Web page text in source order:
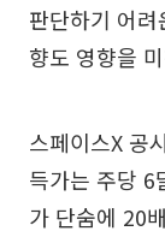
판단하기 어
향도 영향을
스페이스X 공
득가는 주당 6
가 단숨에 20